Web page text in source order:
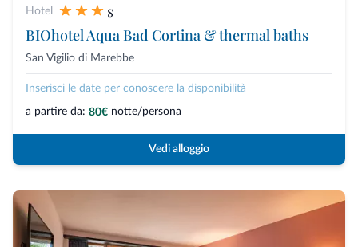
Hotel
s
BIOhotel Aqua Bad Cortina & thermal baths
San Vigilio di Marebbe
Inserisci le date per conoscere la disponibilità
a partire da: 80€ notte/persona
Vedi alloggio